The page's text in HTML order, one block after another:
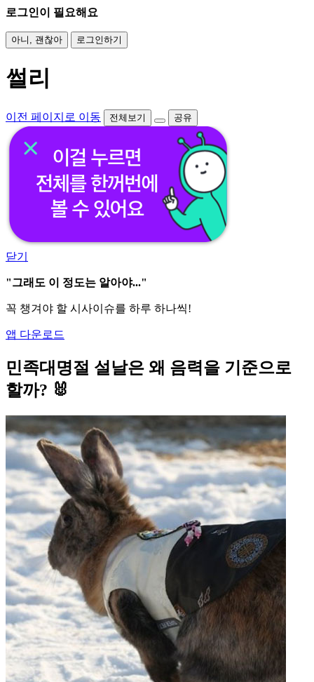
로그인이 필요해요
아니, 괜찮아 로그인하기
썰리
이전 페이지로 이동 전체보기 공유
닫기
"그래도 이 정도는 알아야..."
꼭 챙겨야 할 시사이슈를 하루 하나씩!
앱 다운로드
민족대명절 설날은 왜 음력을 기준으로
할까? 🐰